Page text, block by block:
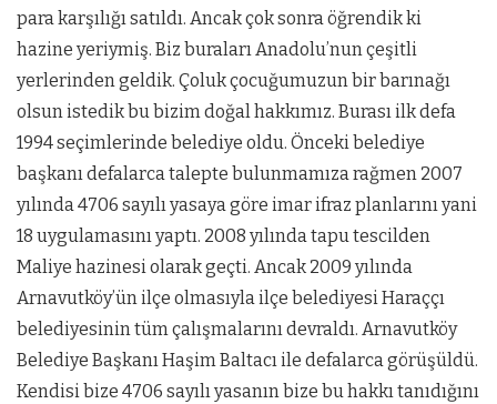
para karşılığı satıldı. Ancak çok sonra öğrendik ki
hazine yeriymiş. Biz buraları Anadolu’nun çeşitli
yerlerinden geldik. Çoluk çocuğumuzun bir barınağı
olsun istedik bu bizim doğal hakkımız. Burası ilk defa
1994 seçimlerinde belediye oldu. Önceki belediye
başkanı defalarca talepte bulunmamıza rağmen 2007
yılında 4706 sayılı yasaya göre imar ifraz planlarını yani
18 uygulamasını yaptı. 2008 yılında tapu tescilden
Maliye hazinesi olarak geçti. Ancak 2009 yılında
Arnavutköy’ün ilçe olmasıyla ilçe belediyesi Haraççı
belediyesinin tüm çalışmalarını devraldı. Arnavutköy
Belediye Başkanı Haşim Baltacı ile defalarca görüşüldü.
Kendisi bize 4706 sayılı yasanın bize bu hakkı tanıdığını